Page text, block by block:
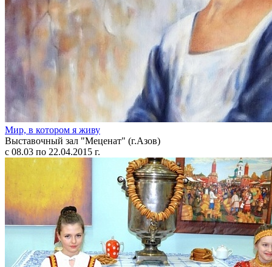
Мир, в котором я живу
Выставочный зал "Меценат" (г.Азов)
с 08.03 по 22.04.2015 г.